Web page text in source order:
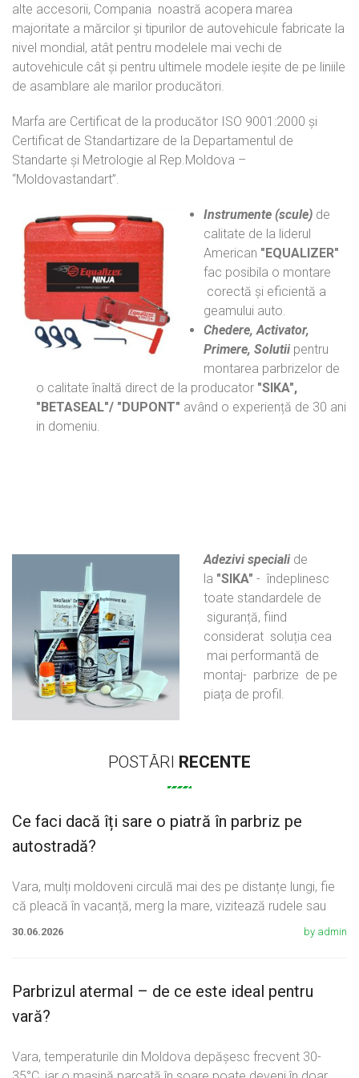
alte accesorii, Compania noastră acopera marea
majoritate a mărcilor și tipurilor de autovehicule fabricate la
nivel mondial, atât pentru modelele mai vechi de
autovehicule cât și pentru ultimele modele ieșite de pe liniile
de asamblare ale marilor producători.
Marfa are Certificat de la producător ISO 9001:2000 și
Certificat de Standartizare de la Departamentul de
Standarte și Metrologie al Rep.Moldova –
“Moldovastandart”.
Instrumente (scule) de
calitate de la liderul
American "EQUALIZER"
fac posibila o montare
corectă și eficientă a
geamului auto.
Chedere, Activator,
Primere, Solutii pentru
montarea parbrizelor de
o calitate înaltă direct de la producator "SIKA",
"BETASEAL"/ "DUPONT" având o experiență de 30 ani
in domeniu.
Adezivi speciali de
la "SIKA" - îndeplinesc
toate standardele de
siguranță, fiind
considerat soluția cea
mai performantă de
montaj- parbrize de pe
piața de profil.
POSTĂRI RECENTE
Ce faci dacă îți sare o piatră în parbriz pe
autostradă?
Vara, mulți moldoveni circulă mai des pe distanțe lungi, fie
că pleacă în vacanță, merg la mare, vizitează rudele sau
30.06.2026 by admin
Parbrizul atermal – de ce este ideal pentru
vară?
Vara, temperaturile din Moldova depășesc frecvent 30-